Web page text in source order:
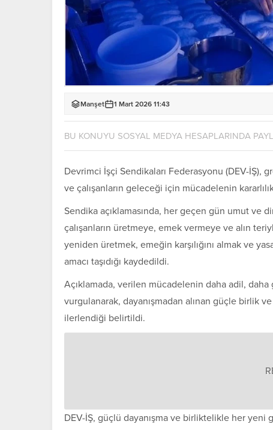
Manşet 1 Mart 2026 11:43
BU KONUYU SOSYAL MEDYA HESAPLARINDA
Devrimci İşçi Sendikaları Federasyonu (DEV-İŞ),
ve çalışanların geleceği için mücadelenin
Sendika açıklamasında, her geçen gün umut ve
çalışanların üretmeye, emek vermeye ve alın
yeniden üretmek, emeğin karşılığını almak ve
amacı taşıdığı kaydedildi.
Açıklamada, verilen mücadelenin daha adil,
vurgulanarak, dayanışmadan alınan güçle birlik
ilerlendiği belirtildi.
DEV-İŞ, güçlü dayanışma ve birliktelikle her